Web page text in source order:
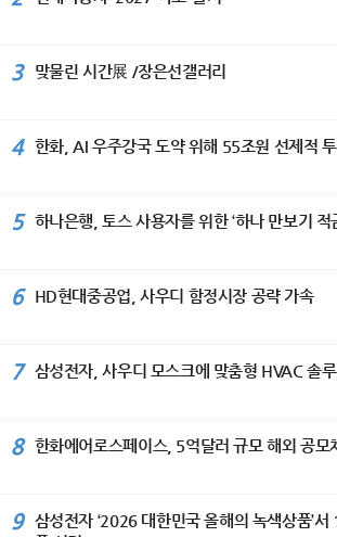
3 맞물린 시간展 /장은선갤러리
4 한화, AI 우주강국 도약 위해 55조원 선제적
5 하나은행, 토스 사용자를 위한 ‘하나 만보기 적
6 HD현대중공업, 사우디 함정시장 공략 가속
7 삼성전자, 사우디 모스크에 맞춤형 HVAC 솔
8 한화에어로스페이스, 5억달러 규모 해외 공모
9
삼성전자 ‘2026 대한민국 올해의 녹색상품’서